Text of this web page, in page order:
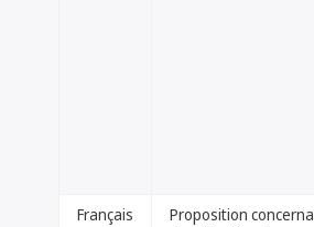
Français
Proposition